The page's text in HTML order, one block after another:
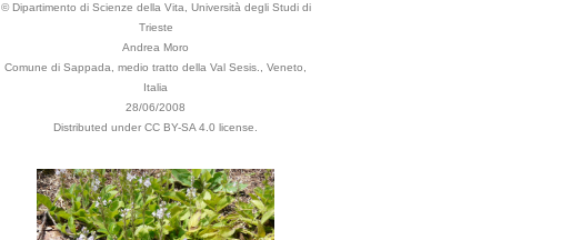
© Dipartimento di Scienze della Vita, Università degli Studi di
Trieste
Andrea Moro
Comune di Sappada, medio tratto della Val Sesis., Veneto,
Italia
28/06/2008
Distributed under CC BY-SA 4.0 license.